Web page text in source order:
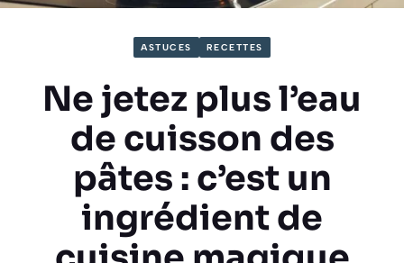
ASTUCES RECETTES
Ne jetez plus l’eau
de cuisson des
pâtes : c’est un
ingrédient de